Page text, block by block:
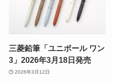
三菱鉛筆「ユニボール ワン
3」2026年3月18日発売
2026年3月12日